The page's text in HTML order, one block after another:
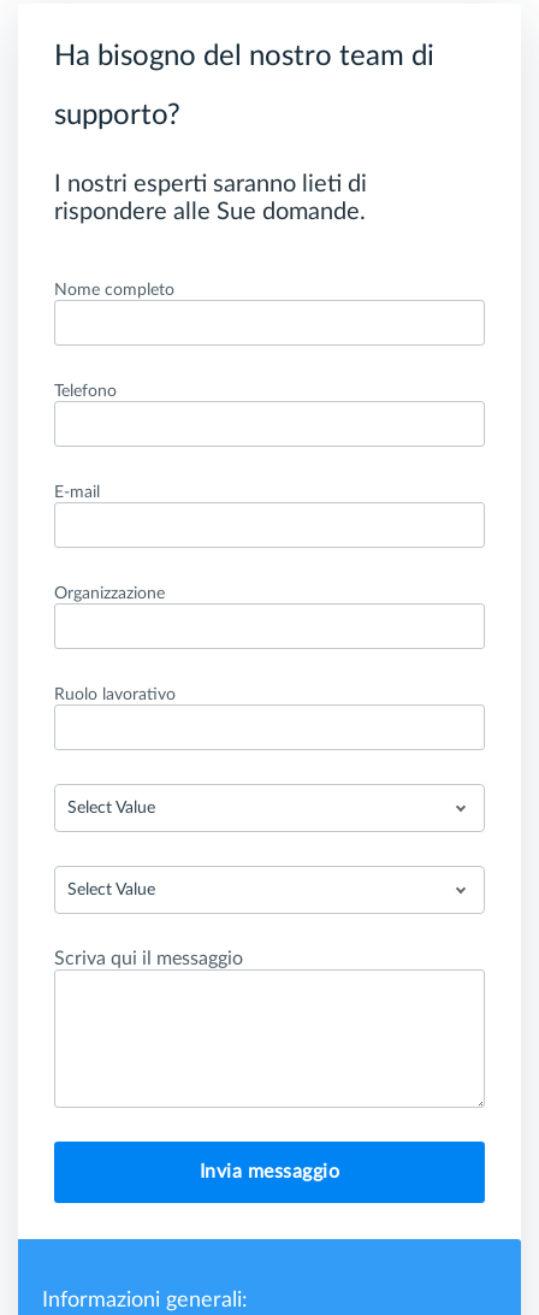
Ha bisogno del nostro team di
supporto?
I nostri esperti saranno lieti di
rispondere alle Sue domande.
Nome completo
Telefono
E-mail
Organizzazione
Ruolo lavorativo
Select Value
Select Value
Scriva qui il messaggio
Invia messaggio
Informazioni generali: